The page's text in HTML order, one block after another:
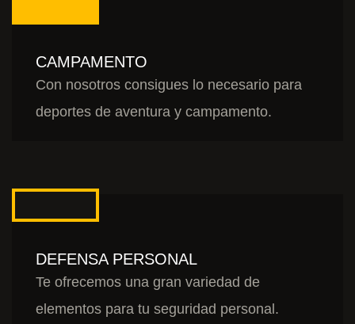
CAMPAMENTO
Con nosotros consigues lo necesario para
deportes de aventura y campamento.
DEFENSA PERSONAL
Te ofrecemos una gran variedad de
elementos para tu seguridad personal.